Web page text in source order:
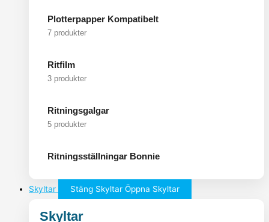
Plotterpapper Kompatibelt
7 produkter
Ritfilm
3 produkter
Ritningsgalgar
5 produkter
Ritningsställningar Bonnie
Skyltar Stäng Skyltar Öppna Skyltar
Skyltar